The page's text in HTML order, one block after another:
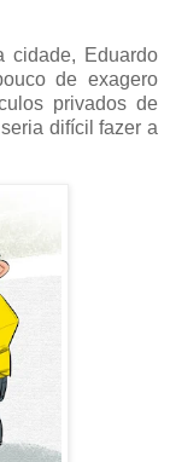
cidade, Eduardo
de exagero
privados de
difícil fazer a